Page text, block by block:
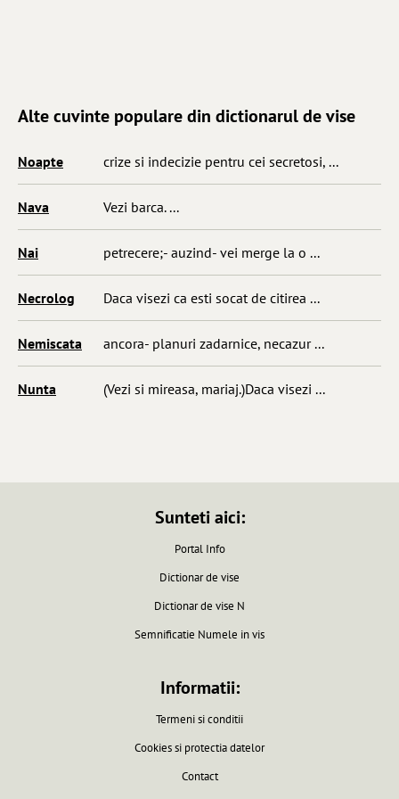
Alte cuvinte populare din dictionarul de vise
Noapte crize si indecizie pentru cei secretosi, ...
Nava Vezi barca. ...
Nai petrecere;- auzind- vei merge la o ...
Necrolog Daca visezi ca esti socat de citirea ...
Nemiscata ancora- planuri zadarnice, necazur ...
Nunta (Vezi si mireasa, mariaj.)Daca visezi ...
Sunteti aici:
Portal Info
Dictionar de vise
Dictionar de vise N
Semnificatie Numele in vis
Informatii:
Termeni si conditii
Cookies si protectia datelor
Contact